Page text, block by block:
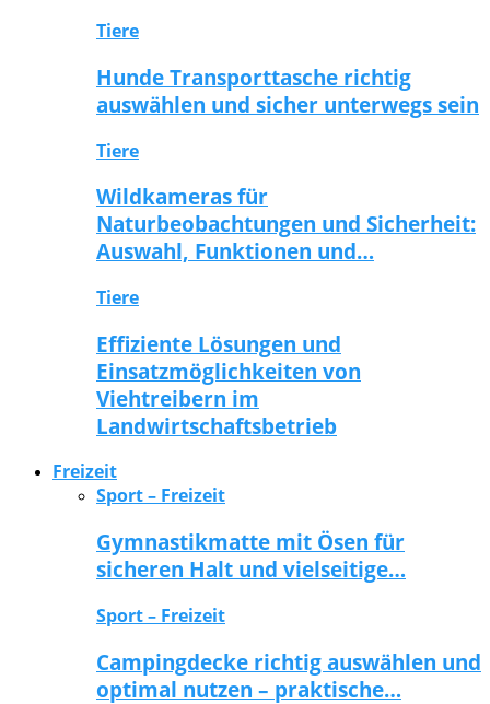
Tiere
Hunde Transporttasche richtig
auswählen und sicher unterwegs sein
Tiere
Wildkameras für
Naturbeobachtungen und Sicherheit:
Auswahl, Funktionen und…
Tiere
Effiziente Lösungen und
Einsatzmöglichkeiten von
Viehtreibern im
Landwirtschaftsbetrieb
Freizeit
Sport – Freizeit
Gymnastikmatte mit Ösen für
sicheren Halt und vielseitige…
Sport – Freizeit
Campingdecke richtig auswählen und
optimal nutzen – praktische…